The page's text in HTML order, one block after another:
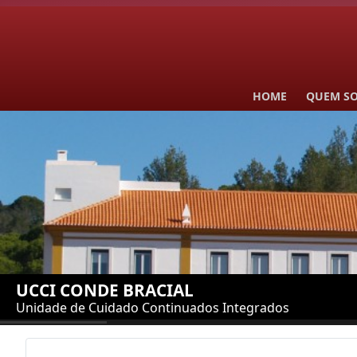
HOME QUEM
UCCI CONDE BRACIAL
Unidade de Cuidado Continuados Integrados